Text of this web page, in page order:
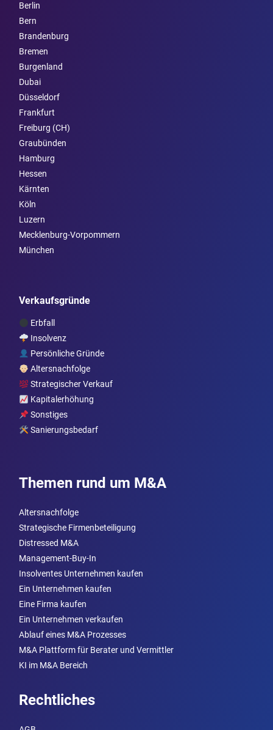
Berlin
Bern
Brandenburg
Bremen
Burgen­land
Dubai
Düsseldorf
Frankfurt
Freiburg (CH)
Graubünden
Hamburg
Hessen
Kärnten
Köln
Luzern
Mecklenburg-Vorpommern
München
Verkaufsgründe
Erbfall
Insolvenz
Persönliche Gründe
Altersnachfolge
Strategischer Verkauf
Kapitalerhöhung
Sonstiges
Sanierungsbedarf
Themen rund um M&A
Altersnachfolge
Strategische Firmenbeteiligung
Distressed M&A
Management-Buy-In
Insolventes Unternehmen kaufen
Ein Unternehmen kaufen
Eine Firma kaufen
Ein Unternehmen verkaufen
Ablauf eines M&A Prozesses
M&A Plattform für Berater und Vermittler
KI im M&A Bereich
Rechtliches